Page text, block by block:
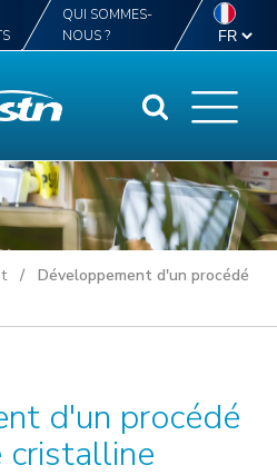
QUI SOMMES-
NOUS ?
/ Développement d'un procédé
d'un procédé
cristalline